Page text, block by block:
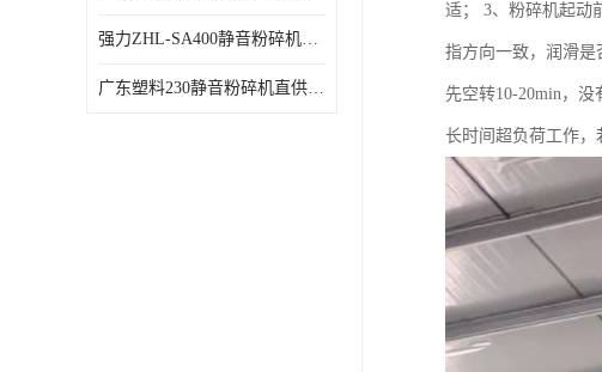
强力ZHL-SA400静音粉碎机多少钱一台 密封防尘
广东塑料230静音粉碎机直供 使用寿命长
适； 3、粉碎机起动
指方向一致，润滑是
先空转10-20min，
长时间超负荷工作，